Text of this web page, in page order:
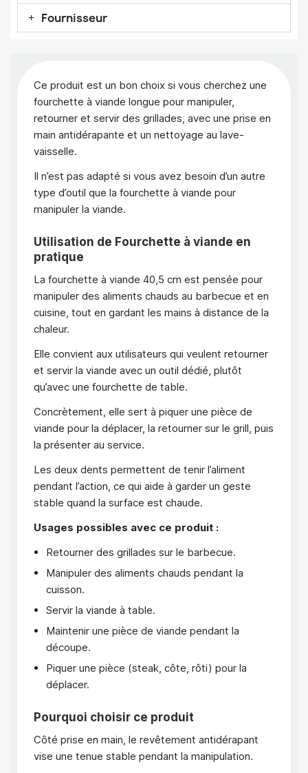
Fournisseur
Ce produit est un bon choix si vous cherchez une
fourchette à viande longue pour manipuler,
retourner et servir des grillades, avec une prise en
main antidérapante et un nettoyage au lave-
vaisselle.
Il n’est pas adapté si vous avez besoin d’un autre
type d’outil que la fourchette à viande pour
manipuler la viande.
Utilisation de Fourchette à viande en
pratique
La fourchette à viande 40,5 cm est pensée pour
manipuler des aliments chauds au barbecue et en
cuisine, tout en gardant les mains à distance de la
chaleur.
Elle convient aux utilisateurs qui veulent retourner
et servir la viande avec un outil dédié, plutôt
qu’avec une fourchette de table.
Concrètement, elle sert à piquer une pièce de
viande pour la déplacer, la retourner sur le grill, puis
la présenter au service.
Les deux dents permettent de tenir l’aliment
pendant l’action, ce qui aide à garder un geste
stable quand la surface est chaude.
Usages possibles avec ce produit :
Retourner des grillades sur le barbecue.
Manipuler des aliments chauds pendant la
cuisson.
Servir la viande à table.
Maintenir une pièce de viande pendant la
découpe.
Piquer une pièce (steak, côte, rôti) pour la
déplacer.
Pourquoi choisir ce produit
Côté prise en main, le revêtement antidérapant
vise une tenue stable pendant la manipulation.